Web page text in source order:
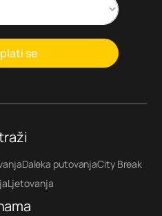
se
Daleka putovanjaCity Break
Ljetovanja